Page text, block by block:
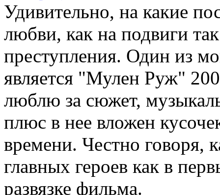
Удивительно, на какие
любви, как на подвиги
преступления. Один из
является "Мулен Руж"
люблю за сюжет,
плюс в нее вложен
времени. Честно говоря,
главных героев как в
развязке фильма.